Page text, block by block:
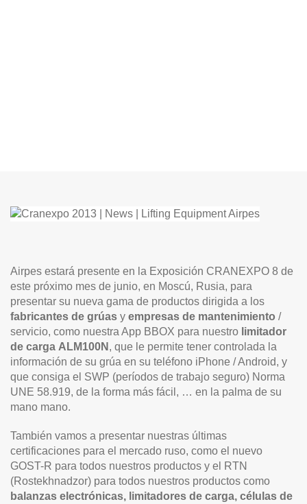
Airpes estará presente en la Exposición CRANEXPO 8 de
este próximo mes de junio, en Moscú, Rusia, para
presentar su nueva gama de productos dirigida a los
fabricantes de grúas y empresas de mantenimiento /
servicio, como nuestra App BBOX para nuestro limitador
de carga ALM100N , que le permite tener controlada la
información de su grúa en su teléfono iPhone / Android, y
que consiga el SWP (períodos de trabajo seguro) Norma
UNE 58.919, de la forma más fácil, … en la palma de su
mano mano.
También vamos a presentar nuestras últimas
certificaciones para el mercado ruso, como el nuevo
GOST-R para todos nuestros productos y el RTN
(Rostekhnadzor) para todos nuestros productos como
balanzas electrónicas, limitadores de carga, células de